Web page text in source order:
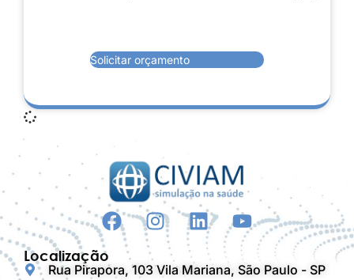
Solicitar orçamento
Localização
Rua Pirapora, 103 Vila Mariana, São Paulo - SP